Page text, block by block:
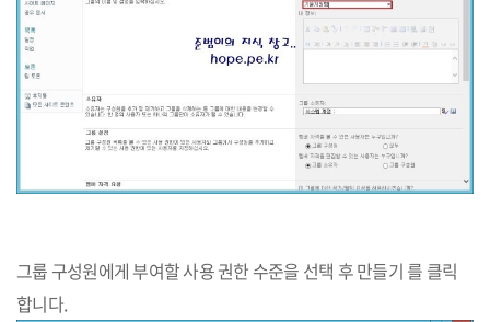
그룹 구성원에게 부여할 사용 권한 수준을 선택 후 만들기 를 클릭
합니다.​